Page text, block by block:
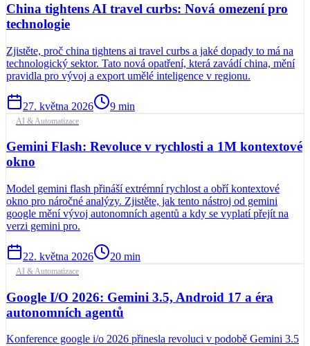
China tightens AI travel curbs: Nová omezení pro
technologie
Zjistěte, proč china tightens ai travel curbs a jaké dopady to má na
technologický sektor. Tato nová opatření, která zavádí china, mění
pravidla pro vývoj a export umělé inteligence v regionu.
27. května 2026 9 min
AI & Automatizace
Gemini Flash: Revoluce v rychlosti a 1M kontextové
okno
Model gemini flash přináší extrémní rychlost a obří kontextové
okno pro náročné analýzy. Zjistěte, jak tento nástroj od gemini
google mění vývoj autonomních agentů a kdy se vyplatí přejít na
verzi gemini pro.
22. května 2026 20 min
AI & Automatizace
Google I/O 2026: Gemini 3.5, Android 17 a éra
autonomních agentů
Konference google i/o 2026 přinesla revoluci v podobě Gemini 3.5